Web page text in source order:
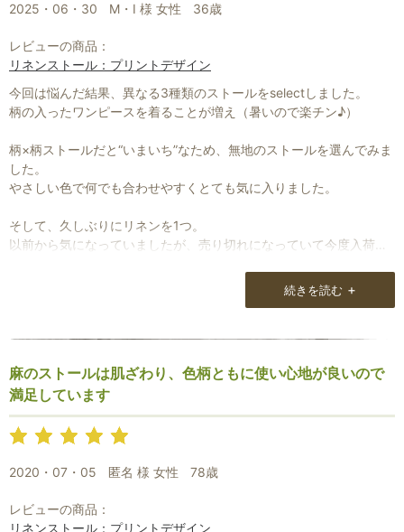
2025・06・30 M・I 様 女性 36歳
レビューの商品：
リネンストール：プリントデザイン
今回は悩んだ結果、異なる3種類のストールをselectしました。
柄の入ったワンピースを着ることが増え（暑いので楽チン♪）
柄×柄ストールだと“いまいち”なため、無地のストールを選んでみま
した。
やさしい色で何でも合わせやすくとても気に入りました。
そして、久しぶりにリネンを1つ。
以前から気になっていましたが、売り切れになっていて今度入荷す
早くボリュームが落ち着いて肌になじむといいなと思っています。
似合うかも！！」とポチってしまいました。
服や靴、小物類が少しずつ変化していく中で、ストールも一緒に変
化するのはおもしろいなと思いました。
いつも素敵なストールを届けて下さり、ありがとうございます(^ ^)
続きを読む +
麻のストールは肌ざわり、色柄ともに使い心地が良いので
満足しています
2020・07・05 匿名 様 女性 78歳
レビューの商品：
リネンストール：プリントデザイン